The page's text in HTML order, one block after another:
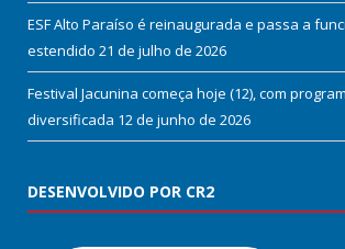
ESF Alto Paraíso é reinaugurada e passa a
estendido 21 de julho de 2026
Festival Jacunina começa hoje (12), com
diversificada 12 de junho de 2026
DESENVOLVIDO POR CR2